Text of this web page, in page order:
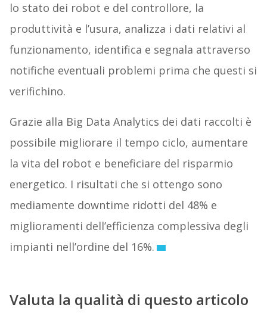
lo stato dei robot e del controllore, la
produttività e l’usura, analizza i dati relativi al
funzionamento, identifica e segnala attraverso
notifiche eventuali problemi prima che questi si
verifichino.
Grazie alla Big Data Analytics dei dati raccolti è
possibile migliorare il tempo ciclo, aumentare
la vita del robot e beneficiare del risparmio
energetico. I risultati che si ottengo sono
mediamente downtime ridotti del 48% e
miglioramenti dell’efficienza complessiva degli
impianti nell’ordine del 16%.
Valuta la qualità di questo articolo